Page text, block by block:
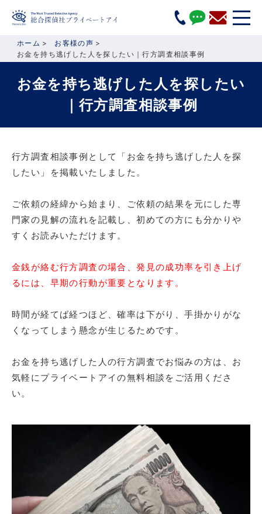
ホーム
お客様の声
お金を持ち逃げした人を探したい｜行方調査相談事例
お金を持ち逃げした人を探したい
｜行方調査相談事例
行方調査相談事例として「お金を持ち逃げした人を探
したい」を掲載いたしました。
ご依頼の経緯から始まり、ご依頼の結果を元にした専
門家の見解の流れを記載し、初めての方にも分かりや
すくお読みいただけます。
金銭が絡む行方調査の場合、発見の成功率を引き上げ
るには、早期の行動が重要となります。
時間が経てば経つほど、確率は下がり、手掛かりがな
くなってしまう懸念が生じるためです。
お金を持ち逃げした人の行方調査でお悩みの方は、お
気軽にプライベートアイの無料相談をご活用くださ
い。